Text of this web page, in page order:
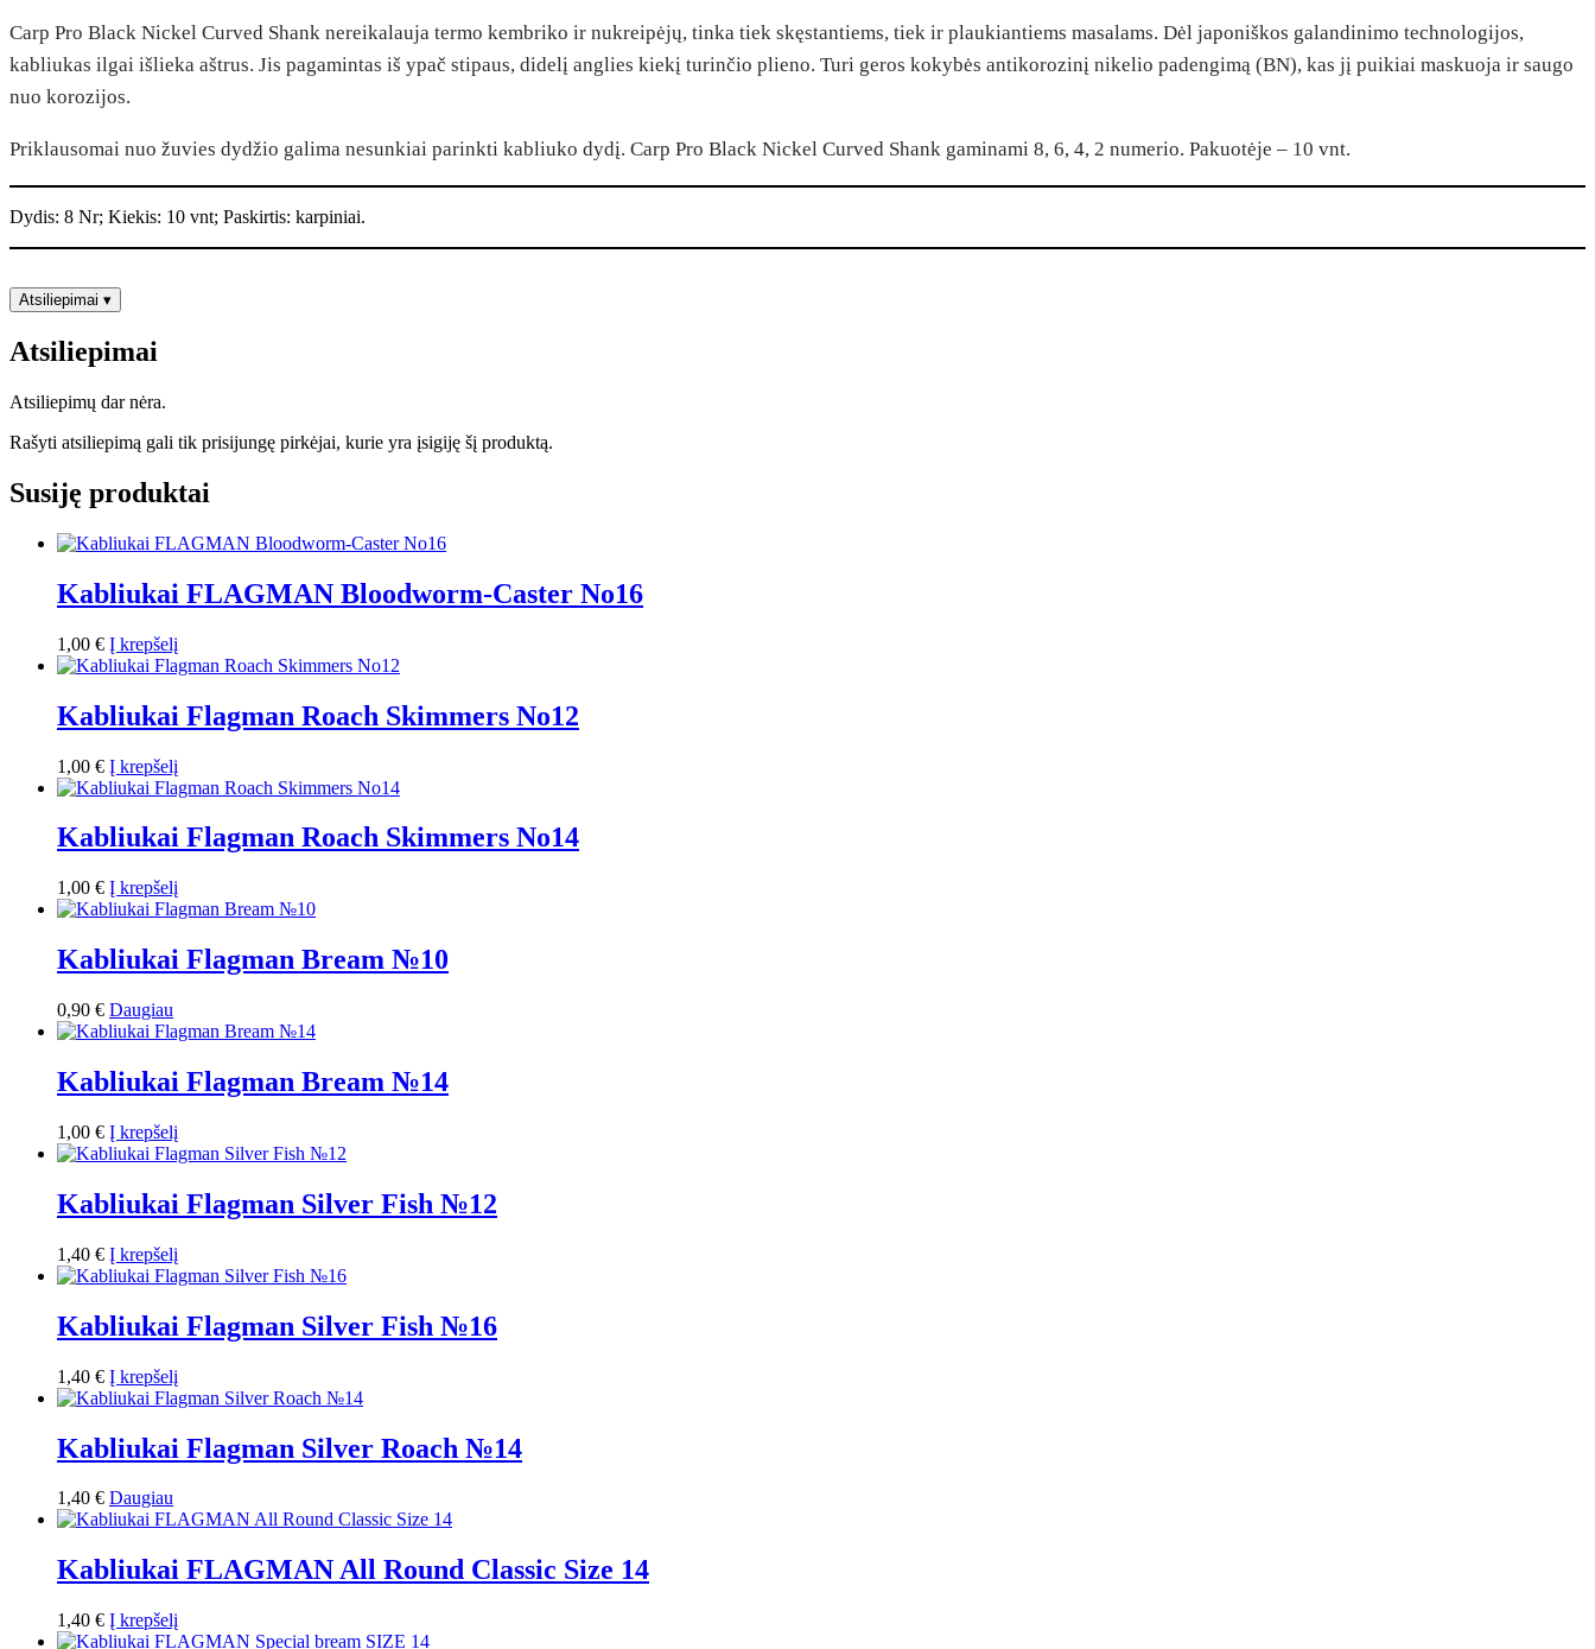
8
Carp Pro Black Nickel Curved Shank nereikalauja termo kembriko ir nukreipėjų, tinka tiek skęstantiems, tiek ir plaukiantiems masalams. Dėl japoniškos galandinimo technologijos,
kabliukas ilgai išlieka aštrus. Jis pagamintas iš ypač stipaus, didelį anglies kiekį turinčio plieno. Turi geros kokybės antikorozinį nikelio padengimą (BN), kas jį puikiai maskuoja ir saugo
nuo korozijos.
Priklausomai nuo žuvies dydžio galima nesunkiai parinkti kabliuko dydį. Carp Pro Black Nickel Curved Shank gaminami 8, 6, 4, 2 numerio. Pakuotėje – 10 vnt.
Dydis: 8 Nr; Kiekis: 10 vnt; Paskirtis: karpiniai.
Atsiliepimai ▾
Atsiliepimai
Atsiliepimų dar nėra.
Rašyti atsiliepimą gali tik prisijungę pirkėjai, kurie yra įsigiję šį produktą.
Susiję produktai
Kabliukai FLAGMAN Bloodworm-Caster No16
1,00 € Į krepšelį
Kabliukai Flagman Roach Skimmers No12
1,00 € Į krepšelį
Kabliukai Flagman Roach Skimmers No14
1,00 € Į krepšelį
Kabliukai Flagman Bream №10
0,90 € Daugiau
Kabliukai Flagman Bream №14
1,00 € Į krepšelį
Kabliukai Flagman Silver Fish №12
1,40 € Į krepšelį
Kabliukai Flagman Silver Fish №16
1,40 € Į krepšelį
Kabliukai Flagman Silver Roach №14
1,40 € Daugiau
Kabliukai FLAGMAN All Round Classic Size 14
1,40 € Į krepšelį